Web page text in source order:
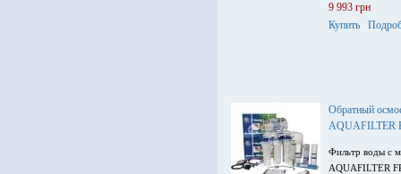
9 993 грн
Купить
Обратный
AQUAFILTER
Фильтр воды с
AQUAFILTER